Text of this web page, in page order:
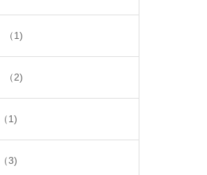
（1)
（2)
（1)
（3)